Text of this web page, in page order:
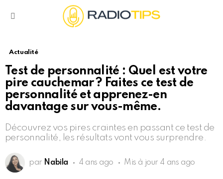
Actualité
Test de personnalité : Quel est votre
pire cauchemar ? Faites ce test de
personnalité et apprenez-en
davantage sur vous-même.
Découvrez vos pires craintes en passant ce test de
personnalité, les résultats vont vous surprendre.
par Nabila 4 ans ago Mis à jour 4 ans ago